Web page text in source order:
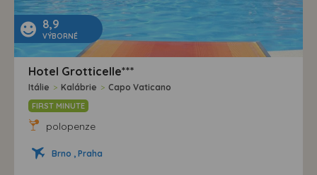
8,9
VÝBORNÉ
Hotel Grotticelle***
Itálie > Kalábrie > Capo Vaticano
FIRST MINUTE
polopenze
Brno , Praha